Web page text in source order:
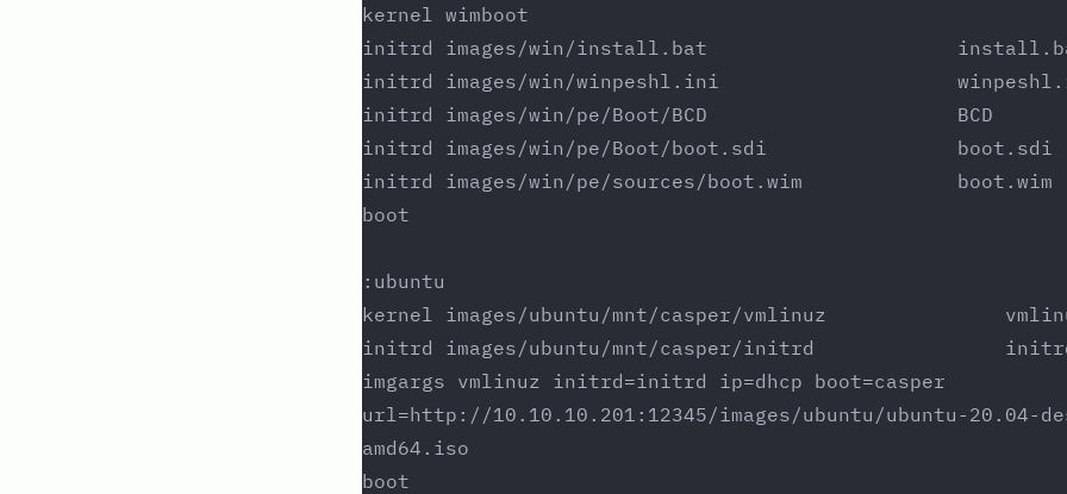
kernel wimboot
initrd images/win/install.bat
initrd images/win/winpeshl.ini
initrd images/win/pe/Boot/BCD                     BCD
initrd images/win/pe/Boot/boot.sdi                boot.sdi
initrd images/win/pe/sources/boot.wim             boot.wim
boot
:ubuntu
kernel images/ubuntu/mnt/casper/vmlinuz
initrd images/ubuntu/mnt/casper/initrd
imgargs vmlinuz initrd=initrd ip=dhcp boot=casper
url=http://10.10.10.201:12345/images/ubuntu/ubuntu-20.04-
amd64.iso
boot